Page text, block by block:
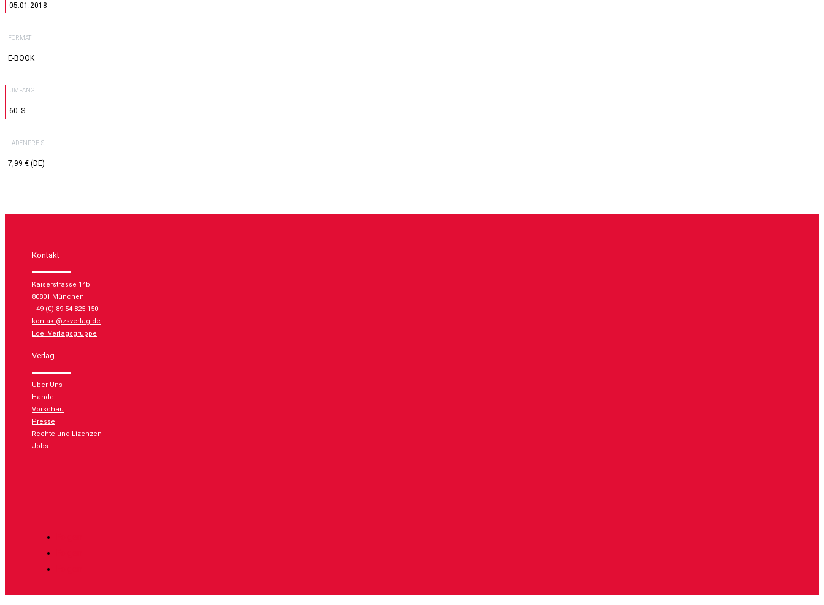
05.01.2018
FORMAT
E-BOOK
UMFANG
60
LADENPREIS
7,99 € (DE)
Kontakt
Kaiserstrasse 14b
80801 München
+49 (0) 89 54 825 150
kontakt@zsverlag.de
Edel Verlagsgruppe
Verlag
Über Uns
Handel
Vorschau
Presse
Rechte und Lizenzen
Jobs